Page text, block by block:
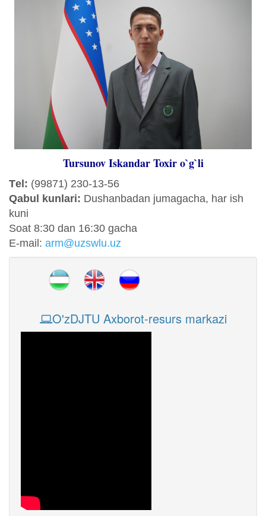
Tursunov Iskandar Toxir o`g`li
Tеl: (99871) 230-13-56
Qabul kunlari: Dushanbadan jumagacha, har ish
kuni
Sоat 8:30 dan 16:30 gacha
E-mail: arm@uzswlu.uz
O'zDJTU Axborot-resurs markazi